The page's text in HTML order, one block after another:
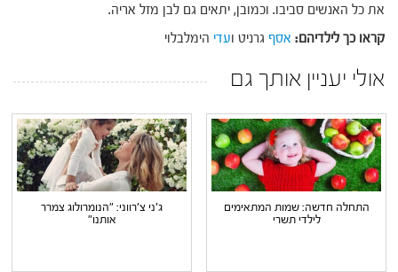
את כל האנשים סביבו. וכמובן, יתאים גם לבן מזל אריה.
קראו כך לילדיהם: אסף גרניט ועדי הימלבלוי
אולי יעניין אותך גם
התחלה חדשה: שמות המתאימים
לילדי תשרי
ג'ני צ'רווני: "הנומרולוג צמרר
אותנו"